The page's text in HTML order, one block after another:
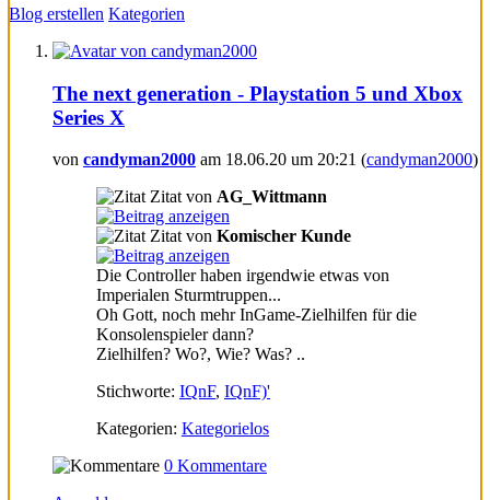
Blog erstellen Kategorien
The next generation - Playstation 5 und Xbox
Series X
von candyman2000 am 18.06.20 um 20:21 (candyman2000)
Zitat von AG_Wittmann
Zitat von Komischer Kunde
Die Controller haben irgendwie etwas von
Imperialen Sturmtruppen...
Oh Gott, noch mehr InGame-Zielhilfen für die
Konsolenspieler dann?
Zielhilfen? Wo?, Wie? Was? ..
Stichworte: IQnF, IQnF)'
Kategorien: Kategorielos
0 Kommentare